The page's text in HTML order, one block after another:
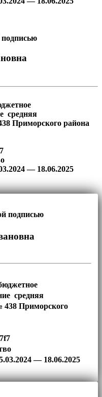
подписью
средняя
Приморского района
— 18.06.2025
подписью
средняя
438 Приморского
— 18.06.2025